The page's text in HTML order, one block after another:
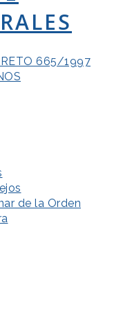
665/1997
de la Orden